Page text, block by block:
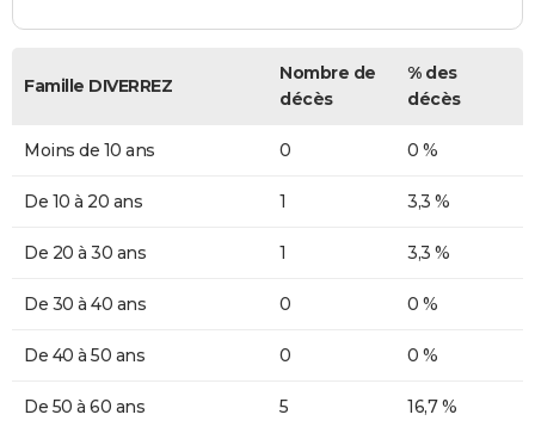
Famille DIVERREZ
Nombre de
décès
% des
décès
Moins de 10 ans 0 0 %
De 10 à 20 ans 1 3,3 %
De 20 à 30 ans 1 3,3 %
De 30 à 40 ans 0 0 %
De 40 à 50 ans 0 0 %
De 50 à 60 ans 5 16,7 %